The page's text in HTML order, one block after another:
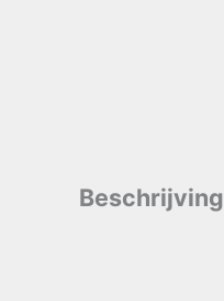
Beschrijving